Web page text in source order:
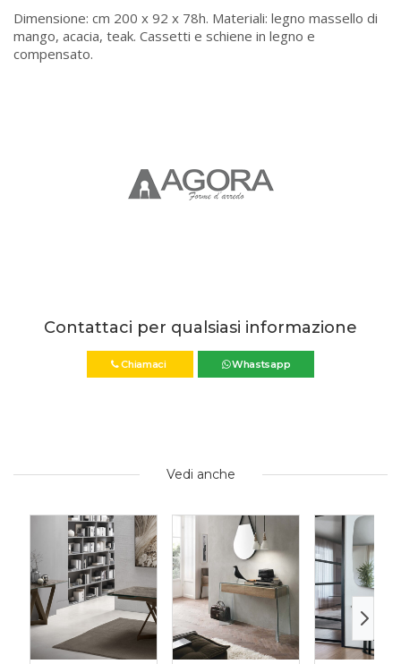
Dimensione: cm 200 x 92 x 78h. Materiali: legno massello di
mango, acacia, teak. Cassetti e schiene in legno e
compensato.
Contattaci per qualsiasi informazione
Chiamaci Whastsapp
Vedi anche